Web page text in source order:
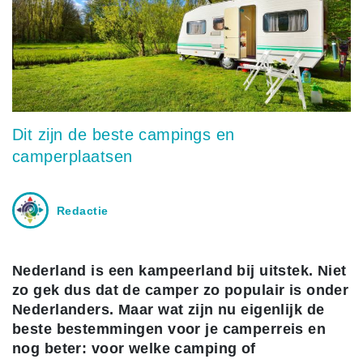
Dit zijn de beste campings en
camperplaatsen
Redactie
Nederland is een kampeerland bij uitstek. Niet
zo gek dus dat de camper zo populair is onder
Nederlanders. Maar wat zijn nu eigenlijk de
beste bestemmingen voor je camperreis en
nog beter: voor welke camping of